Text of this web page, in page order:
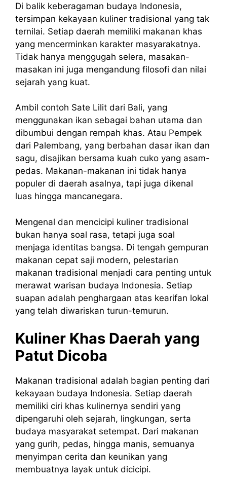
Di balik keberagaman budaya Indonesia,
tersimpan kekayaan kuliner tradisional yang tak
ternilai. Setiap daerah memiliki makanan khas
yang mencerminkan karakter masyarakatnya.
Tidak hanya menggugah selera, masakan-
masakan ini juga mengandung filosofi dan nilai
sejarah yang kuat.
Ambil contoh Sate Lilit dari Bali, yang
menggunakan ikan sebagai bahan utama dan
dibumbui dengan rempah khas. Atau Pempek
dari Palembang, yang berbahan dasar ikan dan
sagu, disajikan bersama kuah cuko yang asam-
pedas. Makanan-makanan ini tidak hanya
populer di daerah asalnya, tapi juga dikenal
luas hingga mancanegara.
Mengenal dan mencicipi kuliner tradisional
bukan hanya soal rasa, tetapi juga soal
menjaga identitas bangsa. Di tengah gempuran
makanan cepat saji modern, pelestarian
makanan tradisional menjadi cara penting untuk
merawat warisan budaya Indonesia. Setiap
suapan adalah penghargaan atas kearifan lokal
yang telah diwariskan turun-temurun.
Kuliner Khas Daerah yang
Patut Dicoba
Makanan tradisional adalah bagian penting dari
kekayaan budaya Indonesia. Setiap daerah
memiliki ciri khas kulinernya sendiri yang
dipengaruhi oleh sejarah, lingkungan, serta
budaya masyarakat setempat. Dari makanan
yang gurih, pedas, hingga manis, semuanya
menyimpan cerita dan keunikan yang
membuatnya layak untuk dicicipi.